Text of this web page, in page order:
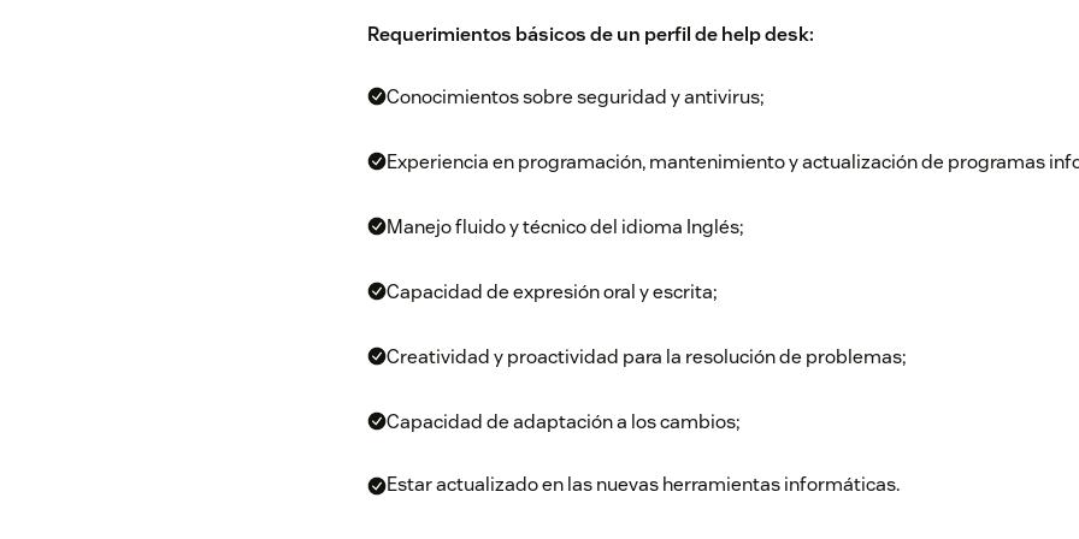
Requerimientos básicos de un perfil de help desk:
Conocimientos sobre seguridad y antivirus;
Experiencia en programación, mantenimiento y actualización de programas
Manejo fluido y técnico del idioma Inglés;
Capacidad de expresión oral y escrita;
Creatividad y proactividad para la resolución de problemas;
Capacidad de adaptación a los cambios;
Estar actualizado en las nuevas herramientas informáticas.